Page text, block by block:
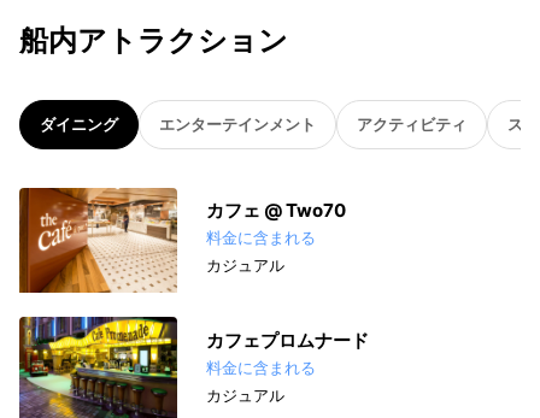
船内アトラクション
ダイニング エンターテインメント アクティビティ ス
カフェ @ Two70
料金に含まれる
カジュアル
カフェプロムナード
料金に含まれる
カジュアル